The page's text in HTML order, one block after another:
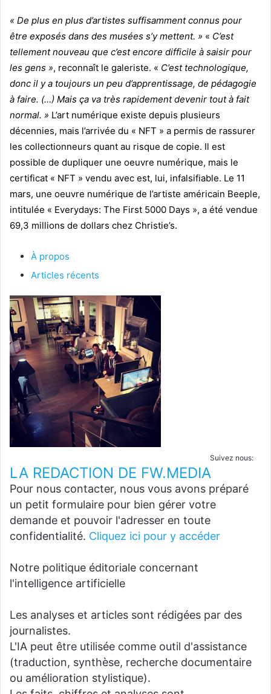
« De plus en plus d’artistes suffisamment connus pour
être exposés dans des musées s’y mettent. » « C’est
tellement nouveau que c’est encore difficile à saisir pour
les gens », reconnaît le galeriste. « C’est technologique,
donc il y a toujours un peu d’apprentissage, de pédagogie
à faire. (…) Mais ça va très rapidement devenir tout à fait
normal. » L’art numérique existe depuis plusieurs
décennies, mais l’arrivée du « NFT » a permis de rassurer
les collectionneurs quant au risque de copie. Il est
possible de dupliquer une oeuvre numérique, mais le
certificat « NFT » vendu avec est, lui, infalsifiable. Le 11
mars, une oeuvre numérique de l’artiste américain Beeple,
intitulée « Everydays: The First 5000 Days », a été vendue
69,3 millions de dollars chez Christie’s.
À propos
Articles récents
Suivez nous:
LA REDACTION DE FW.MEDIA
Pour nous contacter, nous vous avons préparé
un petit formulaire pour bien gérer votre
demande et pouvoir l'adresser en toute
confidentialité. Cliquez ici pour y accéder
Notre politique éditoriale concernant
l'intelligence artificielle
Les analyses et articles sont rédigées par des
journalistes.
L'IA peut être utilisée comme outil d'assistance
(traduction, synthèse, recherche documentaire
ou amélioration stylistique).